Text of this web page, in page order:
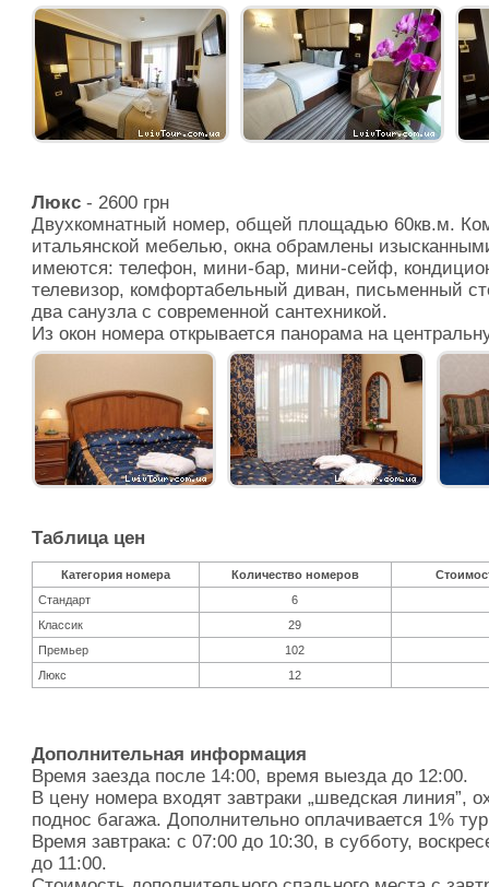
Люкс- 2600 грн
Двухкомнатный номер, общей площадью 60кв.м.
итальянской мебелью, окна обрамлены
имеются: телефон, мини-бар, мини-сейф,
телевизор, комфортабельный диван, письменный
два санузла с современной сантехникой.
Из окон номера открывается панорама на
Таблица цен
Категория номера Количество номеров
Стандарт
6
Классик
29
Премьер
102
Люкс
12
Дополнительная информация
Время заезда после 14:00, время выезда до 12:00.
В цену номера входят завтраки „шведская линия”,
поднос багажа. Дополнительно оплачивается 1%
Время завтрака: с 07:00 до 10:30, в субботу,
до 11:00.